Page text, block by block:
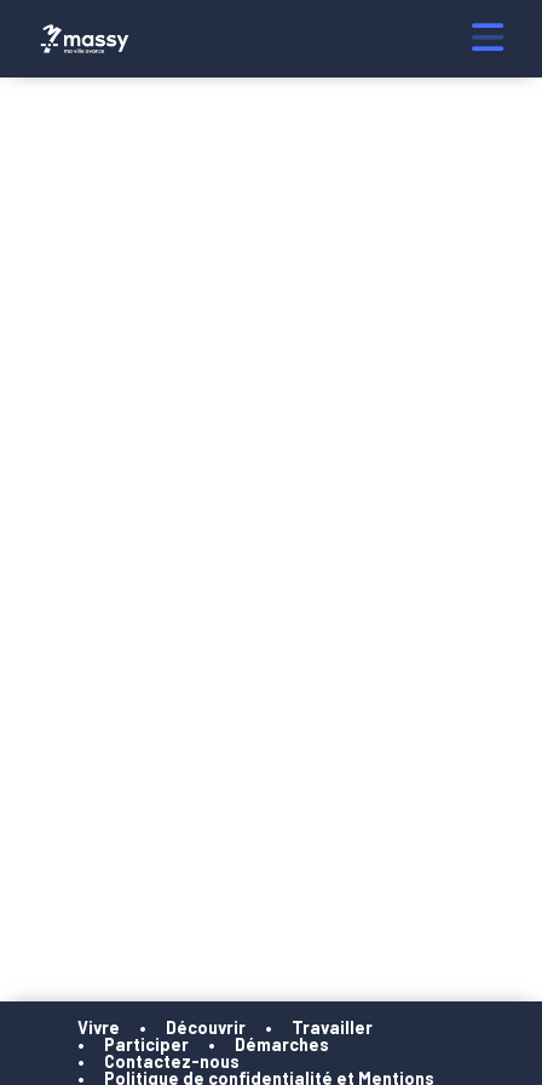
Vivre Découvrir
Travailler
Participer
Démarches
Contactez-nous
Politique de confidentialité et Mentions